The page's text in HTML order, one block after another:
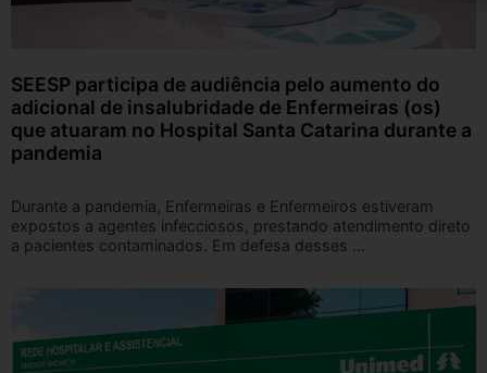
SEESP participa de audiência pelo aumento do
adicional de insalubridade de Enfermeiras (os)
que atuaram no Hospital Santa Catarina durante a
pandemia
Durante a pandemia, Enfermeiras e Enfermeiros estiveram
expostos a agentes infecciosos, prestando atendimento direto
a pacientes contaminados. Em defesa desses ...